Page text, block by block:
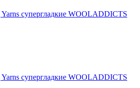
супергладкие WOOLADDICTS
супергладкие WOOLADDICTS